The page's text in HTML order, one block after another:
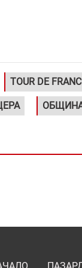
TOUR DE